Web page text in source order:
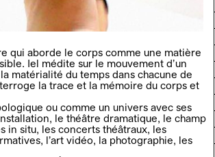
qui aborde le corps comme une matière
Iel médite sur le mouvement d’un
matérialité du temps dans chacune de
la trace et la mémoire du corps et
ou comme un univers avec ses
le théâtre dramatique, le champ
in situ, les concerts théâtraux, les
l’art vidéo, la photographie, les